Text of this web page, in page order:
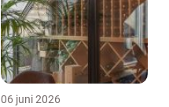
06 juni 2026